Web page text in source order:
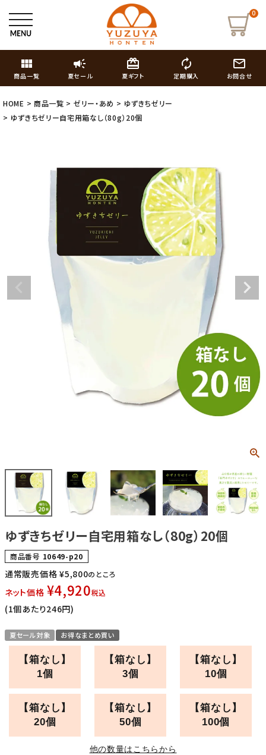
0
view_module
商品一覧
campaign
夏セール
card_giftcard
夏ギフト
autorenew
定期購入
mail_outline
お問合せ
HOME 商品一覧 ゼリー・あめ
ゆずきちゼリー
ゆずきちゼリー自宅用箱なし（80g）20個
ゆずきちゼリー自宅用箱なし（80g）20個
商品番号 10649-p20
通常販売価格 ¥5,800のところ
ネット価格 ¥4,920税込
(1個あたり246円)
夏セール対象 お得なまとめ買い
【箱なし】
1個
【箱なし】
3個
【箱なし】
10個
【箱なし】
20個
【箱なし】
50個
【箱なし】
100個
他の数量はこちらから